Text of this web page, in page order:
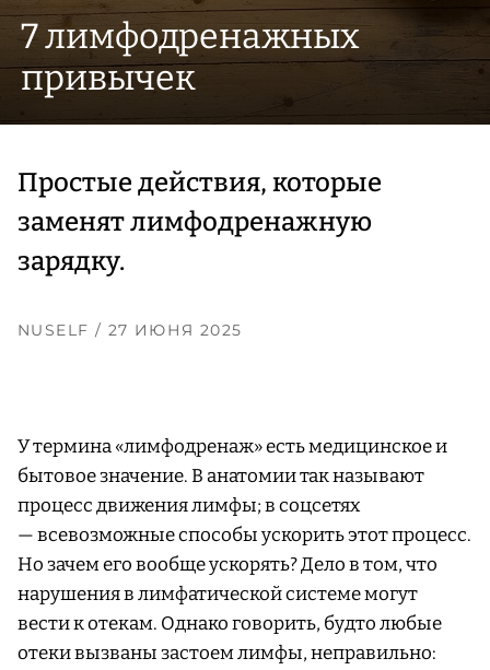
7 лимфодренажных
привычек
Простые действия, которые
заменят лимфодренажную
зарядку.
NUSELF / 27 ИЮНЯ 2025
У термина «лимфодренаж» есть медицинское и
бытовое значение. В анатомии так называют
процесс движения лимфы; в соцсетях
— всевозможные способы ускорить этот процесс.
Но зачем его вообще ускорять? Дело в том, что
нарушения в лимфатической системе могут
вести к отекам. Однако говорить, будто любые
отеки вызваны застоем лимфы, неправильно: